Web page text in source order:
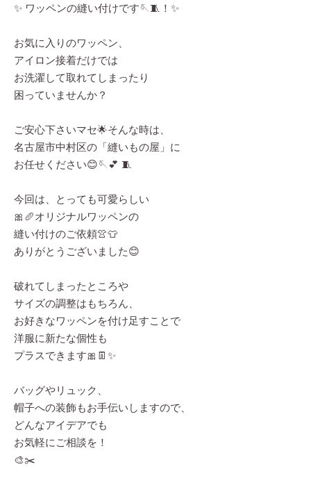
✨ ワッペンの縫い付けです🪡🧵！✨
お気に入りのワッペン、
アイロン接着だけでは
お洗濯して取れてしまったり
困っていませんか？
ご安心下さいマセ🌟そんな時は、
名古屋市中村区の「縫いもの屋」に
お任せください😊🪡💕 🧵
今回は、とっても可愛らしい
🎀🥖オリジナルワッペンの
縫い付けのご依頼👚👕
ありがとうございました😊
破れてしまったところや
サイズの調整はもちろん、
お好きなワッペンを付け足すことで
洋服に新たな個性も
プラスできます🎀👖✨
バッグやリュック、
帽子への装飾もお手伝いしますので、
どんなアイデアでも
お気軽にご相談を！
🎨✂️